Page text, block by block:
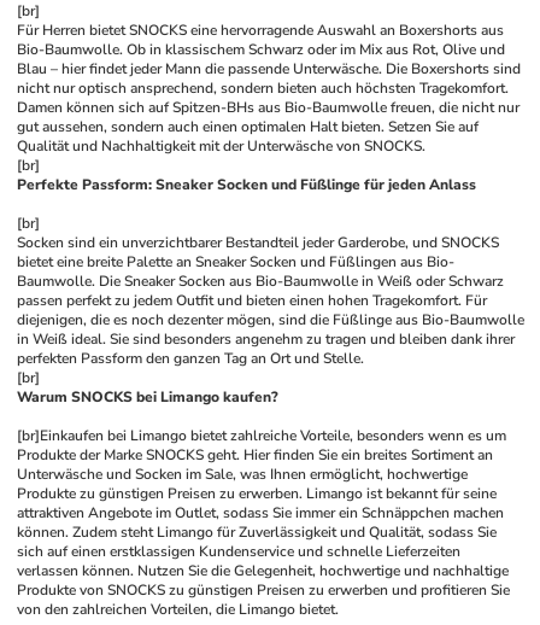
[br]
Für Herren bietet SNOCKS eine hervorragende Auswahl an Boxershorts aus
Bio-Baumwolle. Ob in klassischem Schwarz oder im Mix aus Rot, Olive und
Blau – hier findet jeder Mann die passende Unterwäsche. Die Boxershorts sind
nicht nur optisch ansprechend, sondern bieten auch höchsten Tragekomfort.
Damen können sich auf Spitzen-BHs aus Bio-Baumwolle freuen, die nicht nur
gut aussehen, sondern auch einen optimalen Halt bieten. Setzen Sie auf
Qualität und Nachhaltigkeit mit der Unterwäsche von SNOCKS.
[br]
Perfekte Passform: Sneaker Socken und Füßlinge für jeden Anlass
[br]
Socken sind ein unverzichtbarer Bestandteil jeder Garderobe, und SNOCKS
bietet eine breite Palette an Sneaker Socken und Füßlingen aus Bio-
Baumwolle. Die Sneaker Socken aus Bio-Baumwolle in Weiß oder Schwarz
passen perfekt zu jedem Outfit und bieten einen hohen Tragekomfort. Für
diejenigen, die es noch dezenter mögen, sind die Füßlinge aus Bio-Baumwolle
in Weiß ideal. Sie sind besonders angenehm zu tragen und bleiben dank ihrer
perfekten Passform den ganzen Tag an Ort und Stelle.
[br]
Warum SNOCKS bei Limango kaufen?
[br]Einkaufen bei Limango bietet zahlreiche Vorteile, besonders wenn es um
Produkte der Marke SNOCKS geht. Hier finden Sie ein breites Sortiment an
Unterwäsche und Socken im Sale, was Ihnen ermöglicht, hochwertige
Produkte zu günstigen Preisen zu erwerben. Limango ist bekannt für seine
attraktiven Angebote im Outlet, sodass Sie immer ein Schnäppchen machen
können. Zudem steht Limango für Zuverlässigkeit und Qualität, sodass Sie
sich auf einen erstklassigen Kundenservice und schnelle Lieferzeiten
verlassen können. Nutzen Sie die Gelegenheit, hochwertige und nachhaltige
Produkte von SNOCKS zu günstigen Preisen zu erwerben und profitieren Sie
von den zahlreichen Vorteilen, die Limango bietet.